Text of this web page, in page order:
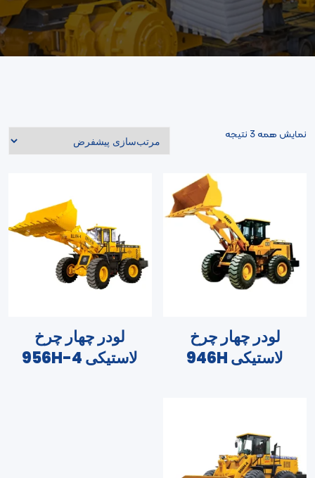
نمایش همه 3 نتیجه
لودر چهار چرخ
لاستیکی 946H
لودر چهار چرخ
لاستیکی 956H-4